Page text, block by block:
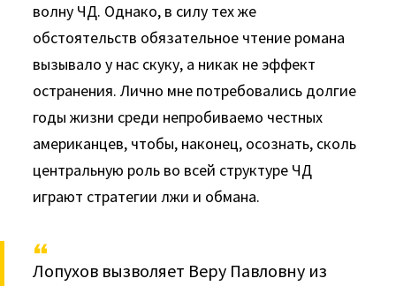
волну ЧД. Однако, в силу тех же
обстоятельств обязательное чтение романа
вызывало у нас скуку, а никак не эффект
остранения. Лично мне потребовались долгие
годы жизни среди непробиваемо честных
американцев, чтобы, наконец, осознать, сколь
центральную роль во всей структуре ЧД
играют стратегии лжи и обмана.
Лопухов вызволяет Веру Павловну из